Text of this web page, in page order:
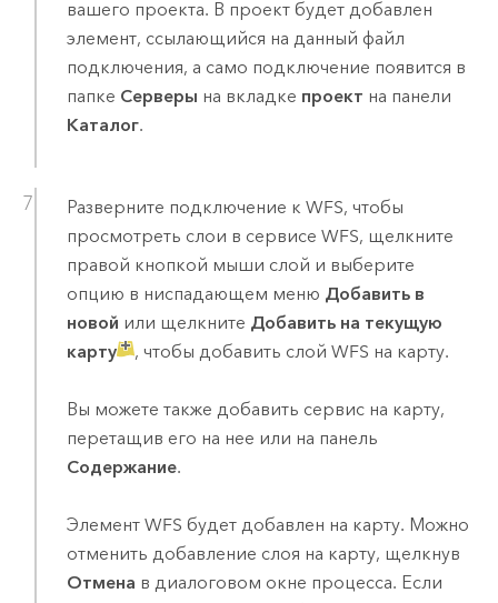
вашего проекта. В проект будет добавлен
элемент, ссылающийся на данный файл
подключения, а само подключение появится в
папке Серверы на вкладке проект на панели
Каталог.
Разверните подключение к WFS, чтобы
просмотреть слои в сервисе WFS, щелкните
правой кнопкой мыши слой и выберите
опцию в ниспадающем меню Добавить в
новой или щелкните Добавить на текущую
карту
, чтобы добавить слой WFS на карту.
Вы можете также добавить сервис на карту,
перетащив его на нее или на панель
Содержание.
Элемент WFS будет добавлен на карту. Можно
отменить добавление слоя на карту, щелкнув
Отмена в диалоговом окне процесса. Если